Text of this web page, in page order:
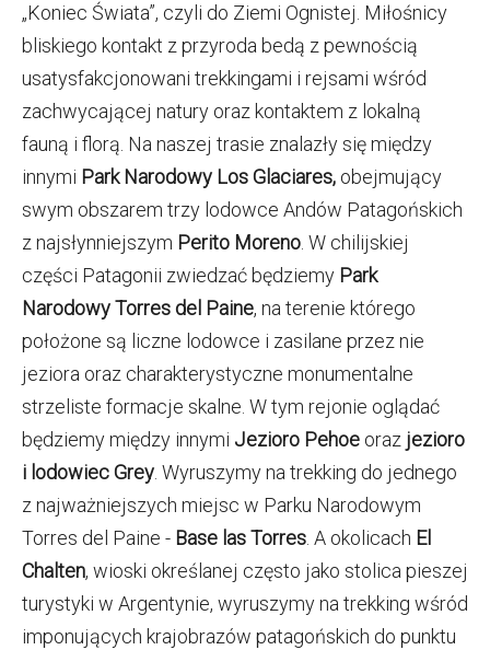
„Koniec Świata”, czyli do Ziemi Ognistej. Miłośnicy
bliskiego kontakt z przyroda bedą z pewnością
usatysfakcjonowani trekkingami i rejsami wśród
zachwycającej natury oraz kontaktem z lokalną
fauną i florą. Na naszej trasie znalazły się między
innymi Park Narodowy Los Glaciares, obejmujący
swym obszarem trzy lodowce Andów Patagońskich
z najsłynniejszym Perito Moreno. W chilijskiej
części Patagonii zwiedzać będziemy Park
Narodowy Torres del Paine, na terenie którego
położone są liczne lodowce i zasilane przez nie
jeziora oraz charakterystyczne monumentalne
strzeliste formacje skalne. W tym rejonie oglądać
będziemy między innymi Jezioro Pehoe oraz jezioro
i lodowiec Grey. Wyruszymy na trekking do jednego
z najważniejszych miejsc w Parku Narodowym
Torres del Paine - Base las Torres. A okolicach El
Chalten, wioski określanej często jako stolica pieszej
turystyki w Argentynie, wyruszymy na trekking wśród
imponujących krajobrazów patagońskich do punktu